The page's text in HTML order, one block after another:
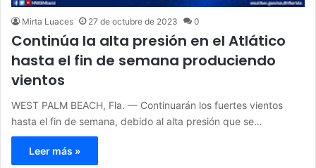
Mirta Luaces 27 de octubre de 2023 0
Continúa la alta presión en el Atlático
hasta el fin de semana produciendo
vientos
WEST PALM BEACH, Fla. — Continuarán los fuertes vientos
hasta el fin de semana, debido al alta presión que se…
Leer más »